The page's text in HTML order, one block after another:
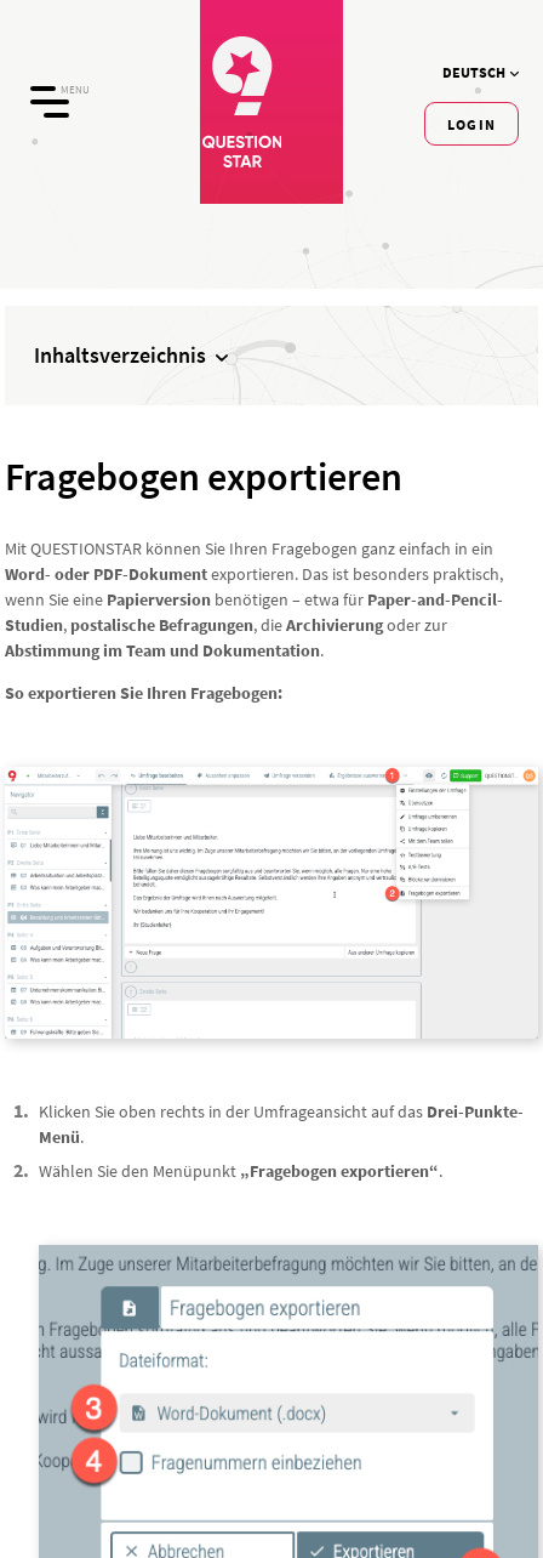
MENU
DEUTSCH
LOGIN
Inhaltsverzeichnis
Fragebogen exportieren
Mit QUESTIONSTAR können Sie Ihren Fragebogen ganz einfach in ein
Word- oder PDF-Dokumentexportieren. Das ist besonders praktisch,
wenn Sie eine Papierversion benötigen – etwa für Paper-and-Pencil-
Studien, postalische Befragungen, dieArchivierungoder zur
Abstimmung im Team und Dokumentation.
So exportieren Sie Ihren Fragebogen:
Klicken Sie oben rechts in der Umfrageansicht auf das Drei-Punkte-
Menü.
Wählen Sie den Menüpunkt „Fragebogen exportieren“.